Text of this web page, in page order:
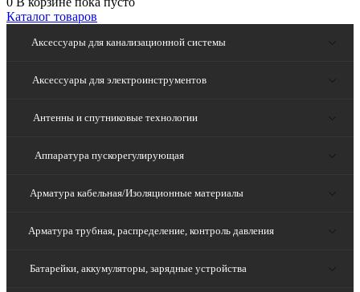
Каталог товаров
Аксессуары для канализационной системы
Аксессуары для электроинструментов
Антенны и спутниковые технологии
Аппаратура пускорегулирующая
Арматура кабельная/Изоляционные материалы
Арматура трубная, распределение, контроль давления
Батарейки, аккумуляторы, зарядные устройства